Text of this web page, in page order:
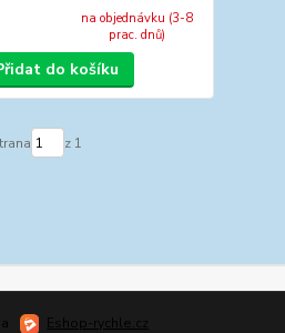
na objednávku (3-8
prac. dnů)
do košíku
z 1
Eshop-rychle.cz